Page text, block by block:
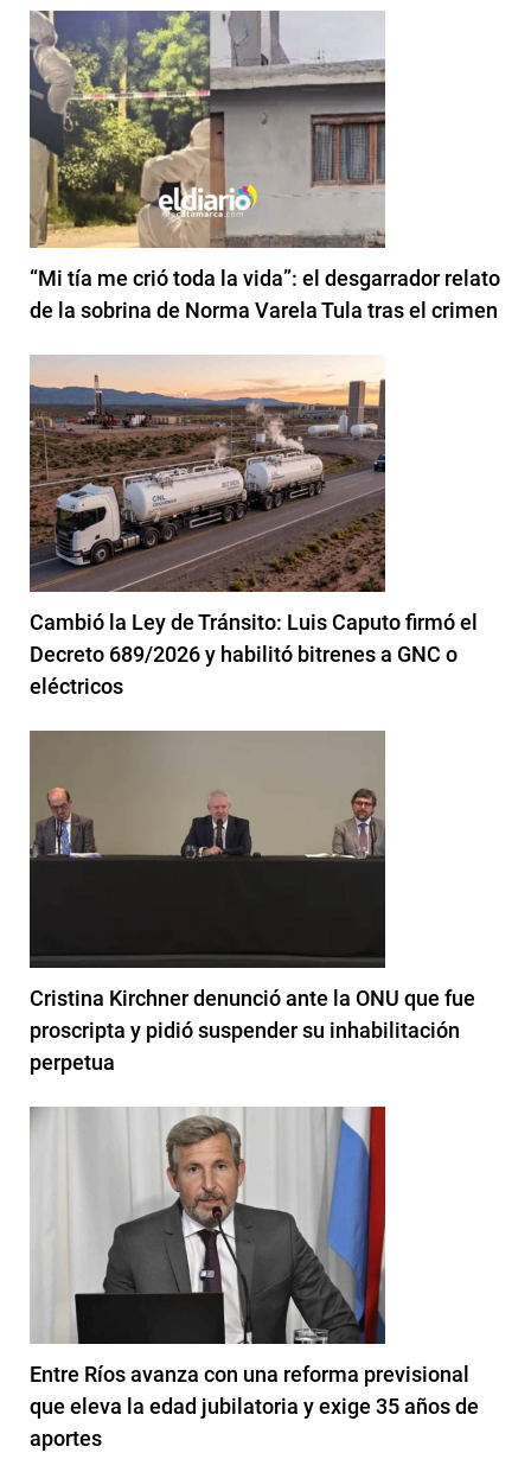
“Mi tía me crió toda la vida”: el desgarrador relato
de la sobrina de Norma Varela Tula tras el crimen
Cambió la Ley de Tránsito: Luis Caputo firmó el
Decreto 689/2026 y habilitó bitrenes a GNC o
eléctricos
Cristina Kirchner denunció ante la ONU que fue
proscripta y pidió suspender su inhabilitación
perpetua
Entre Ríos avanza con una reforma previsional
que eleva la edad jubilatoria y exige 35 años de
aportes